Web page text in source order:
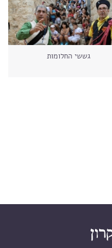
גששי החלומות